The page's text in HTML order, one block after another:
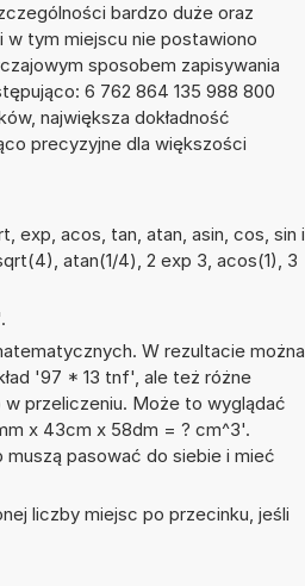
bardzo duże oraz
w tym miejscu nie postawiono
sposobem zapisywania
6 762 864 135 988 800
największa dokładność
precyzyjne dla większości
exp, acos, tan, atan, asin, cos, sin i
atan(1/4), 2 exp 3, acos(1), 3
W rezultacie można
'97 * 13 tnf', ale też różne
przeliczeniu. Może to wyglądać
x 43cm x 58dm = ? cm^3'.
pasować do siebie i mieć
liczby miejsc po przecinku, jeśli